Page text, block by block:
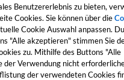
Benutzererlebnis zu bieten,
Cookies. Sie können über die
Cookie Auswahl anpassen.
"Alle akzeptieren" stimmen Sie
zu. Mithilfe des Buttons "Alle
der Verwendung nicht
der verwendeten Cookies